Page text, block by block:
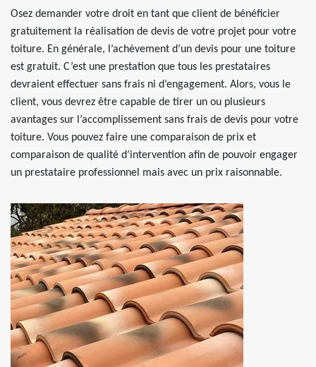
Osez demander votre droit en tant que client de bénéficier
gratuitement la réalisation de devis de votre projet pour votre
toiture. En générale, l’achèvement d’un devis pour une toiture
est gratuit. C’est une prestation que tous les prestataires
devraient effectuer sans frais ni d’engagement. Alors, vous le
client, vous devrez être capable de tirer un ou plusieurs
avantages sur l’accomplissement sans frais de devis pour votre
toiture. Vous pouvez faire une comparaison de prix et
comparaison de qualité d’intervention afin de pouvoir engager
un prestataire professionnel mais avec un prix raisonnable.